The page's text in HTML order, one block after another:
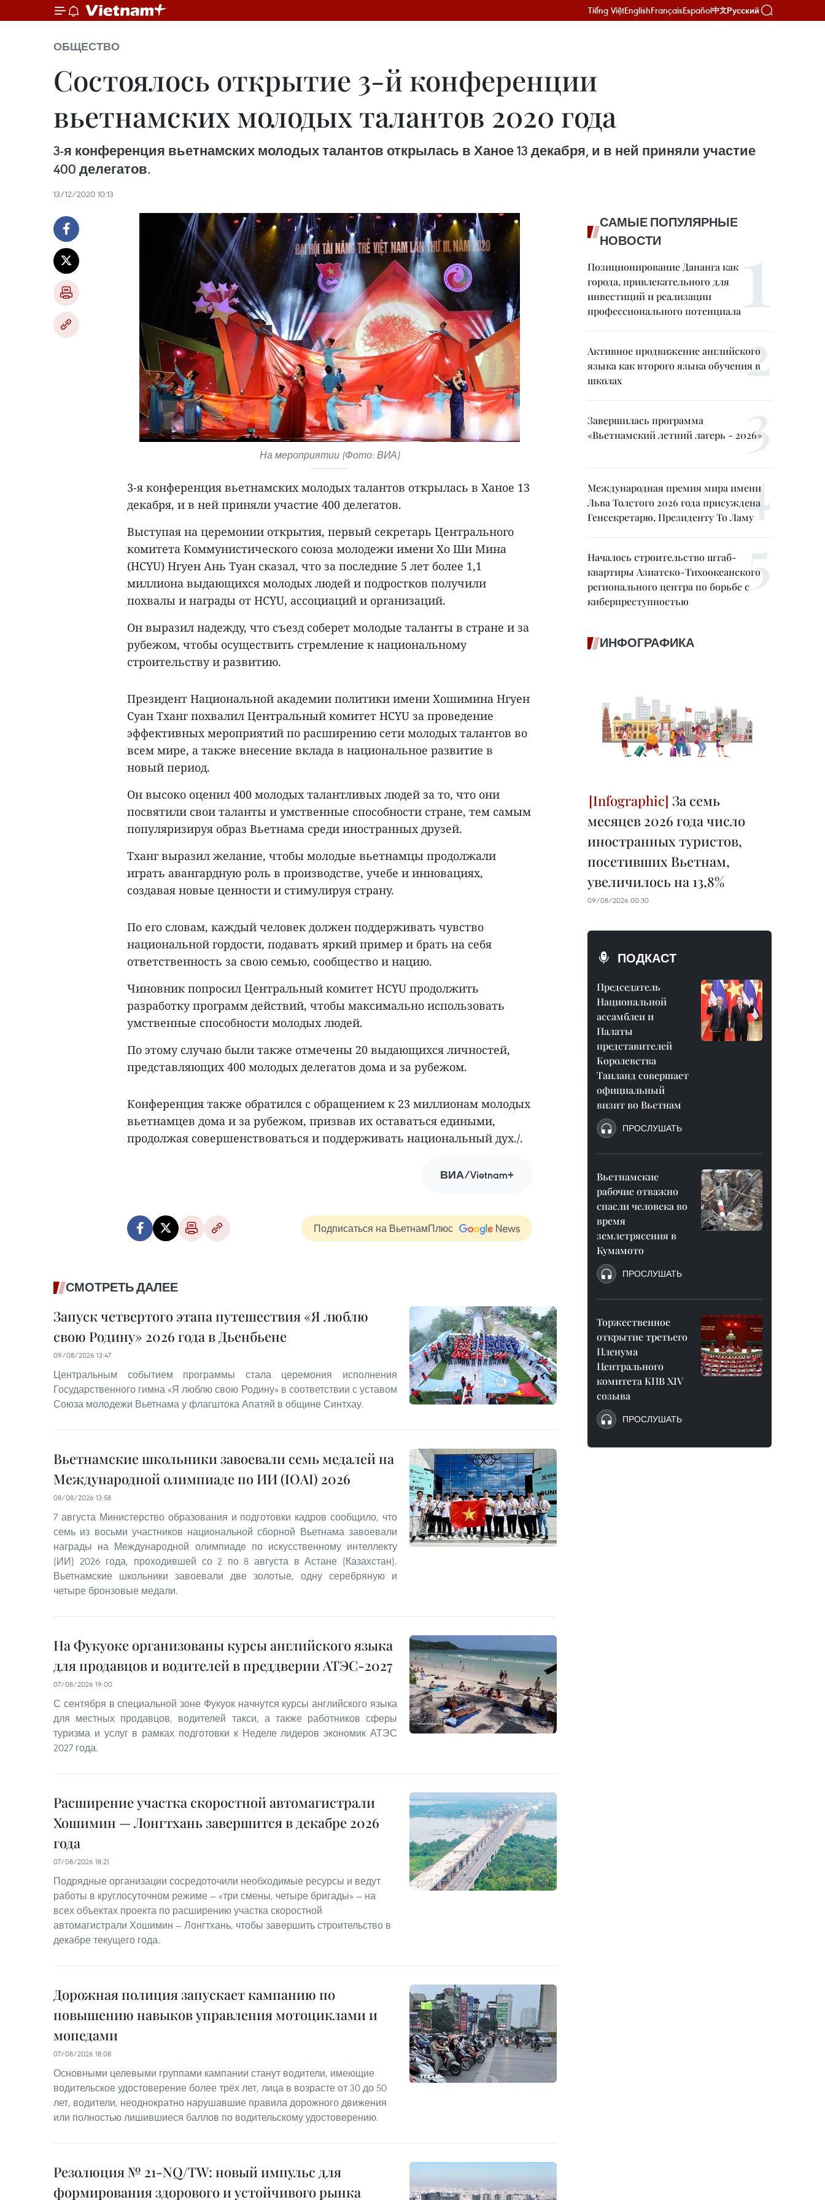
Tiếng ViệtEnglishFrançaisEspañol中文Русский
ОБЩЕСТВО
Состоялось открытие 3-й конференции
вьетнамских молодых талантов 2020 года
3-я конференция вьетнамских молодых талантов открылась в Ханое 13 декабря, и в ней приняли участие
400 делегатов.
13/12/2020 10:13
На мероприятии (Фото: ВИА)
3-я конференция вьетнамских молодых талантов открылась в Ханое 13
декабря, и в ней приняли участие 400 делегатов.
Выступая на церемонии открытия, первый секретарь Центрального
комитета Коммунистического союза молодежи имени Хо Ши Мина
(HCYU) Нгуен Ань Туан сказал, что за последние 5 лет более 1,1
миллиона выдающихся молодых людей и подростков получили
похвалы и награды от HCYU, ассоциаций и организаций.
Он выразил надежду, что съезд соберет молодые таланты в стране и за
рубежом, чтобы осуществить стремление к национальному
строительству и развитию.
Президент Национальной академии политики имени Хошимина Нгуен
Суан Тханг похвалил Центральный комитет HCYU за проведение
эффективных мероприятий по расширению сети молодых талантов во
всем мире, а также внесение вклада в национальное развитие в
новый период.
Он высоко оценил 400 молодых талантливых людей за то, что они
посвятили свои таланты и умственные способности стране, тем самым
популяризируя образ Вьетнама среди иностранных друзей.
Тханг выразил желание, чтобы молодые вьетнамцы продолжали
играть авангардную роль в производстве, учебе и инновациях,
создавая новые ценности и стимулируя страну.
По его словам, каждый человек должен поддерживать чувство
национальной гордости, подавать яркий пример и брать на себя
ответственность за свою семью, сообщество и нацию.
Чиновник попросил Центральный комитет HCYU продолжить
разработку программ действий, чтобы максимально использовать
умственные способности молодых людей.
По этому случаю были также отмечены 20 выдающихся личностей,
представляющих 400 молодых делегатов дома и за рубежом.
Конференция также обратился с обращением к 23 миллионам молодых
вьетнамцев дома и за рубежом, призвав их оставаться едиными,
продолжая совершенствоваться и поддерживать национальный дух./.
ВИА/Vietnam+
Подписаться на ВьетнамПлюс
СМОТРЕТЬ ДАЛЕЕ
Запуск четвертого этапа путешествия «Я люблю
свою Родину» 2026 года в Дьенбьене
09/08/2026 13:47
Центральным событием программы стала церемония исполнения
Государственного гимна «Я люблю свою Родину» в соответствии с уставом
Союза молодежи Вьетнама у флагштока Апатяй в общине Синтхау.
Вьетнамские школьники завоевали семь медалей на
Международной олимпиаде по ИИ (IOAI) 2026
08/08/2026 13:58
7 августа Министерство образования и подготовки кадров сообщило, что
семь из восьми участников национальной сборной Вьетнама завоевали
награды на Международной олимпиаде по искусственному интеллекту
(ИИ) 2026 года, проходившей со 2 по 8 августа в Астане (Казахстан).
Вьетнамские школьники завоевали две золотые, одну серебряную и
четыре бронзовые медали.
На Фукуоке организованы курсы английского языка
для продавцов и водителей в преддверии АТЭС-2027
07/08/2026 19:00
С сентября в специальной зоне Фукуок начнутся курсы английского языка
для местных продавцов, водителей такси, а также работников сферы
туризма и услуг в рамках подготовки к Неделе лидеров экономик АТЭС
2027 года.
Расширение участка скоростной автомагистрали
Хошимин — Лонгтхань завершится в декабре 2026
года
07/08/2026 18:21
Подрядные организации сосредоточили необходимые ресурсы и ведут
работы в круглосуточном режиме — «три смены, четыре бригады» — на
всех объектах проекта по расширению участка скоростной
автомагистрали Хошимин — Лонгтхань, чтобы завершить строительство в
декабре текущего года.
Дорожная полиция запускает кампанию по
повышению навыков управления мотоциклами и
мопедами
07/08/2026 18:08
Основными целевыми группами кампании станут водители, имеющие
водительское удостоверение более трёх лет, лица в возрасте от 30 до 50
лет, водители, неоднократно нарушавшие правила дорожного движения
или полностью лишившиеся баллов по водительскому удостоверению.
Резолюция № 21-NQ/TW: новый импульс для
формирования здорового и устойчивого рынка
САМЫЕ ПОПУЛЯРНЫЕ
НОВОСТИ
Позиционирование Дананга как
города, привлекательного для
инвестиций и реализации
профессионального потенциала
Активное продвижение английского
языка как второго языка обучения в
школах
Завершилась программа
«Вьетнамский летний лагерь - 2026»
Международная премия мира имени
Льва Толстого 2026 года присуждена
Генсекретарю, Президенту То Ламу
Началось строительство штаб-
квартиры Азиатско-Тихоокеанского
регионального центра по борьбе с
киберпреступностью
ИНФОГРАФИКА
За семь
месяцев 2026 года число
иностранных туристов,
посетивших Вьетнам,
увеличилось на 13,8%
09/08/2026 00:30
ПОДКАСТ
Председатель
Национальной
ассамблеи и
Палаты
представителей
Королевства
Таиланд совершает
официальный
визит во Вьетнам
ПРОСЛУШАТЬ
Вьетнамские
рабочие отважно
спасли человека во
время
землетрясения в
Кумамото
ПРОСЛУШАТЬ
Торжественное
открытие третьего
Пленума
Центрального
комитета КПВ XIV
созыва
ПРОСЛУШАТЬ